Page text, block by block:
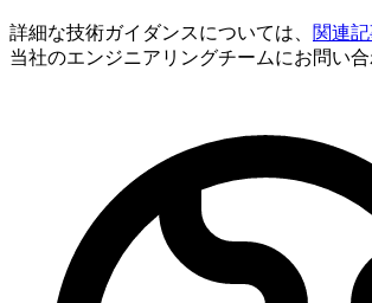
詳細な技術ガイダンスについては、 関連
当社のエンジニアリングチームにお問い合